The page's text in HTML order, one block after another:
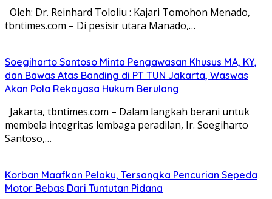
Oleh: Dr. Reinhard Tololiu : Kajari Tomohon Menado,
tbntimes.com – Di pesisir utara Manado,…
Soegiharto Santoso Minta Pengawasan Khusus MA, KY,
dan Bawas Atas Banding di PT TUN Jakarta, Waswas
Akan Pola Rekayasa Hukum Berulang
Jakarta, tbntimes.com – Dalam langkah berani untuk
membela integritas lembaga peradilan, Ir. Soegiharto
Santoso,…
Korban Maafkan Pelaku, Tersangka Pencurian Sepeda
Motor Bebas Dari Tuntutan Pidana